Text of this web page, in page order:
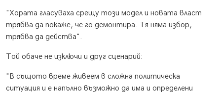
"Хората гласуваха срещу този модел и новата власт
трябва да покаже, че го демонтира. Тя няма избор,
трябва да действа".
Той обаче не изключи и друг сценарий:
"В същото време живеем в сложна политическа
ситуация и е напълно възможно да има и определени